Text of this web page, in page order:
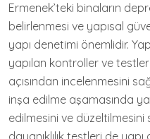
Ermenek’teki binaların
belirlenmesi ve yapısal
yapı denetimi önemlidir.
yapılan kontroller ve
açısından incelenmesini
inşa edilme aşamasında
edilmesini ve düzeltilmesini
dayanıklılık testleri de